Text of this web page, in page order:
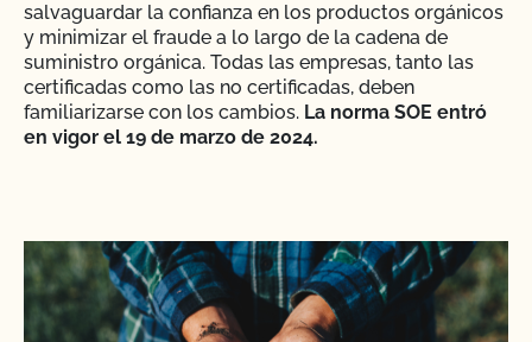
salvaguardar la confianza en los productos orgánicos
y minimizar el fraude a lo largo de la cadena de
suministro orgánica. Todas las empresas, tanto las
certificadas como las no certificadas, deben
familiarizarse con los cambios. La norma SOE entró
en vigor el 19 de marzo de 2024.